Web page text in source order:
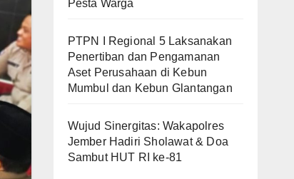
Pesta Warga
PTPN I Regional 5 Laksanakan
Penertiban dan Pengamanan
Aset Perusahaan di Kebun
Mumbul dan Kebun Glantangan
Wujud Sinergitas: Wakapolres
Jember Hadiri Sholawat & Doa
Sambut HUT RI ke-81